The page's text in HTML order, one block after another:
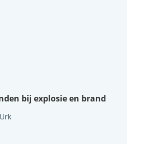
bij explosie en brand
Urk